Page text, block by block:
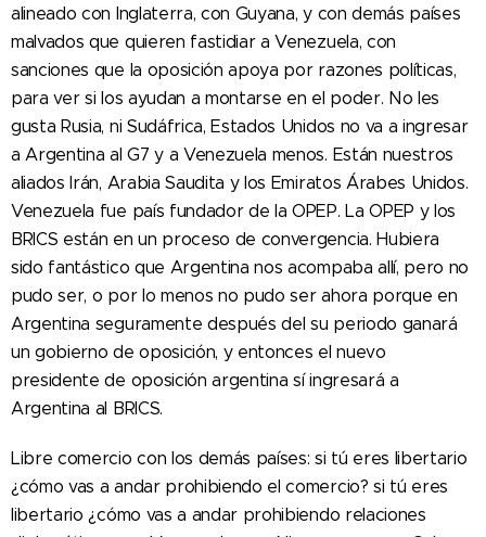
alineado con Inglaterra, con Guyana, y con demás países
malvados que quieren fastidiar a Venezuela, con
sanciones que la oposición apoya por razones políticas,
para ver si los ayudan a montarse en el poder. No les
gusta Rusia, ni Sudáfrica, Estados Unidos no va a ingresar
a Argentina al G7 y a Venezuela menos. Están nuestros
aliados Irán, Arabia Saudita y los Emiratos Árabes Unidos.
Venezuela fue país fundador de la OPEP. La OPEP y los
BRICS están en un proceso de convergencia. Hubiera
sido fantástico que Argentina nos acompaba allí, pero no
pudo ser, o por lo menos no pudo ser ahora porque en
Argentina seguramente después del su periodo ganará
un gobierno de oposición, y entonces el nuevo
presidente de oposición argentina sí ingresará a
Argentina al BRICS.
Libre comercio con los demás países: si tú eres libertario
¿cómo vas a andar prohibiendo el comercio? si tú eres
libertario ¿cómo vas a andar prohibiendo relaciones